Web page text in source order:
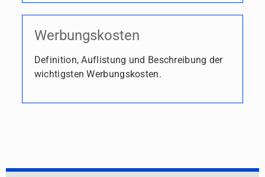
Werbungskosten
Definition, Auflistung und Beschreibung der
wichtigsten Werbungskosten.